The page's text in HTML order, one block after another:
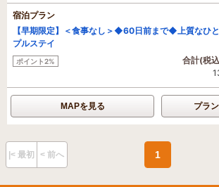
宿泊プラン
【早期限定】＜食事なし＞◆60日前まで◆上質なひ
プルステイ
ポイント2% 合計(税
MAPを見る プラ
|< 最初 < 前へ 1